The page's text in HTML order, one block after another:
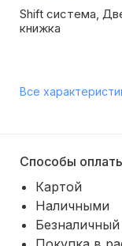
Shift система,
книжка
Все
Способы
Картой
Наличными
Безналичный